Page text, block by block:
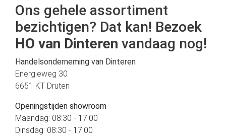
Ons gehele assortiment
bezichtigen? Dat kan! Bezoek
HO van Dinteren vandaag nog!
Handelsonderneming van Dinteren
Energieweg 30
6651 KT Druten
Openingstijden showroom
Maandag: 08:30 - 17:00
Dinsdag: 08:30 - 17:00